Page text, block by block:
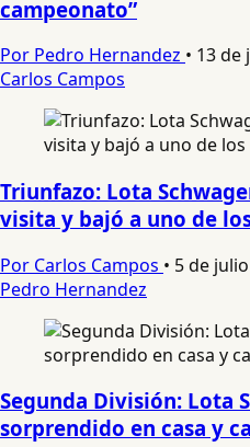
campeonato”
Por Pedro Hernandez • 13 de
Carlos Campos
Triunfazo: Lota
visita y bajó a uno de
Por Carlos Campos • 5 de
Pedro Hernandez
Segunda División: Lota
sorprendido en casa y